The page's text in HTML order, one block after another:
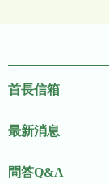
首長信箱
最新消息
問答Q&A